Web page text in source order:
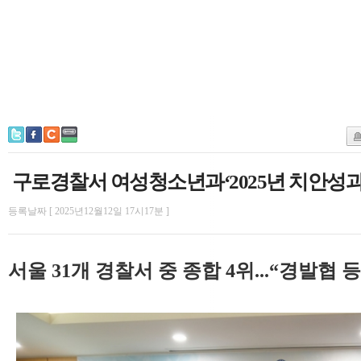
구로경찰서 여성청소년과‘2025년 치안성
등록날짜 [ 2025년12월12일 17시17분 ]
서울 31개 경찰서 중 종합 4위...“경발협